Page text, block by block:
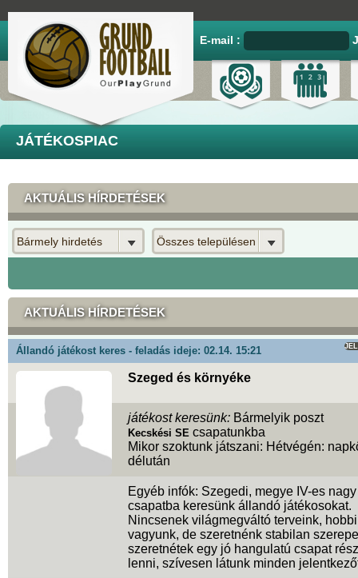
E-mail :
JÁTÉKOSPIAC
AKTUÁLIS HÍRDETÉSEK
Bármely hirdetés Összes településen
AKTUÁLIS HÍRDETÉSEK
Állandó játékost keres - feladás ideje: 02.14. 15:21
Szeged és környéke
játékost keresünk: Bármelyik poszt
Kecskési SE csapatunkba
Mikor szoktunk játszani: Hétvégén:
délután
Egyéb infók: Szegedi, megye IV-es nagy
csapatba keresünk állandó játékosokat.
Nincsenek világmegváltó terveink,
vagyunk, de szeretnénk stabilan
szeretnétek egy jó hangulatú csapat
lenni, szívesen látunk minden